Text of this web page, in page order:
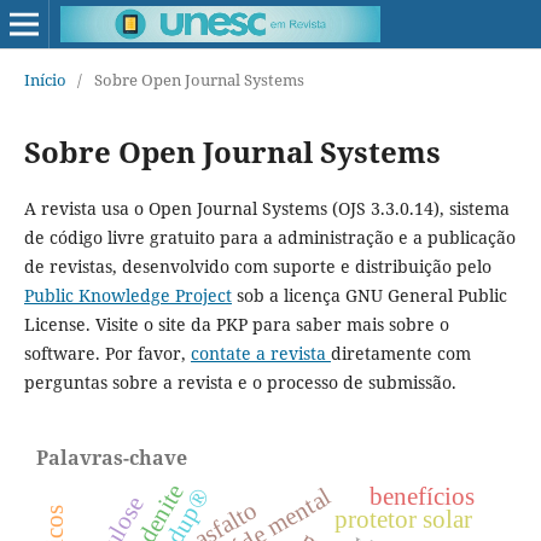
Início / Sobre Open Journal Systems
Sobre Open Journal Systems
A revista usa o Open Journal Systems (OJS 3.3.0.14), sistema
de código livre gratuito para a administração e a publicação
de revistas, desenvolvido com suporte e distribuição pelo
Public Knowledge Projectsob a licença GNU General Public
License. Visite o site da PKP para saber mais sobre o
software. Por favor, contate a revista diretamente com
perguntas sobre a revista e o processo de submissão.
Palavras-chave
protetor solar
asfalto benefícios